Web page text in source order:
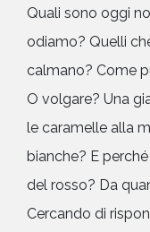
Quali sono oggi
odiamo? Quelli
calmano? Come
O volgare? Una
le caramelle alla
bianche? E
del rosso? Da
Cercando di